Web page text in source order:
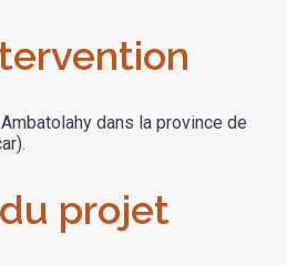
dans la province de
projet